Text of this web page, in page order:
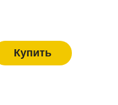
Купить